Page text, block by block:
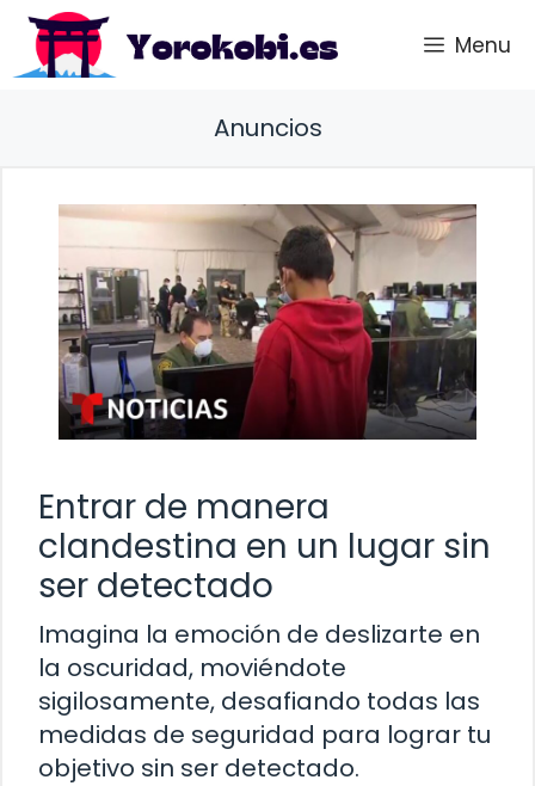
Saltar
contenido
Menu
Anuncios
Entrar de manera
clandestina en un lugar sin
ser detectado
Imagina la emoción de deslizarte en
la oscuridad, moviéndote
sigilosamente, desafiando todas las
medidas de seguridad para lograr tu
objetivo sin ser detectado.